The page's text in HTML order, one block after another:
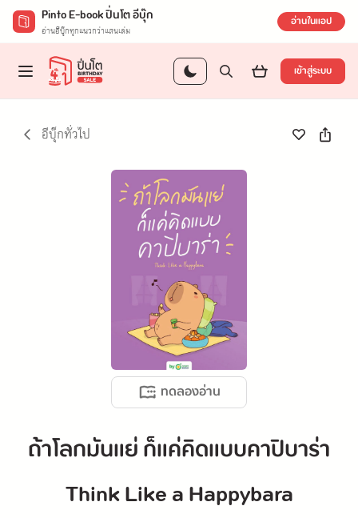
Pinto E-book ปิ่นโต อีบุ๊ก
อ่านอีบุ๊กทุกแนวกว่าแสนเล่ม อ่านในแอป
เข้าสู่ระบบ
อีบุ๊กทั่วไป
ทดลองอ่าน
ถ้าโลกมันแย่ ก็แค่คิดแบบคาปิบาร่า
Think Like a Happybara